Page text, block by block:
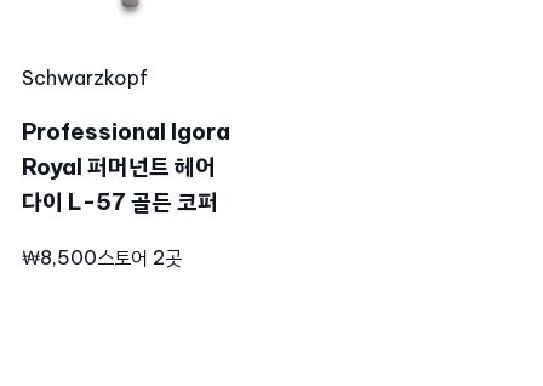
Schwarzkopf
Professional Igora
Royal 퍼머넌트 헤어
다이 L-57 골든 코퍼
₩8,500스토어 2곳